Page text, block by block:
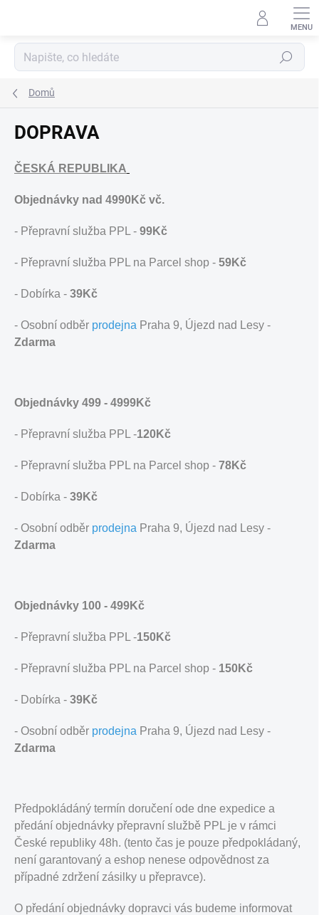
Hledat
Domů
DOPRAVA
ČESKÁ REPUBLIKA
Objednávky nad 4990Kč vč.
- Přepravní služba PPL - 99Kč
- Přepravní služba PPL na Parcel shop - 59Kč
- Dobírka - 39Kč
- Osobní odběr prodejna Praha 9, Újezd nad Lesy -
Zdarma
Objednávky 499 - 4999Kč
- Přepravní služba PPL -120Kč
- Přepravní služba PPL na Parcel shop - 78Kč
- Dobírka - 39Kč
- Osobní odběr prodejna Praha 9, Újezd nad Lesy -
Zdarma
Objednávky 100 - 499Kč
- Přepravní služba PPL -150Kč
- Přepravní služba PPL na Parcel shop - 150Kč
- Dobírka - 39Kč
- Osobní odběr prodejna Praha 9, Újezd nad Lesy -
Zdarma
Předpokládáný termín doručení ode dne expedice a
předání objednávky přepravní službě PPL je v rámci
České republiky 48h. (tento čas je pouze předpokládaný,
není garantovaný a eshop nenese odpovědnost za
případné zdržení zásilky u přepravce).
O předání objednávky dopravci vás budeme informovat